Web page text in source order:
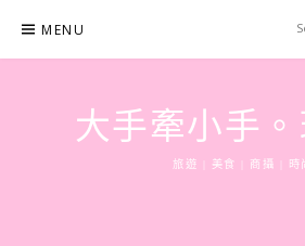
content
MENU
大手牽小手
旅遊 | 美食 | 商攝 | 時